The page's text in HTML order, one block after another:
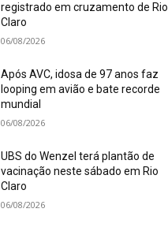
registrado em cruzamento de Rio
Claro
06/08/2026
Após AVC, idosa de 97 anos faz
looping em avião e bate recorde
mundial
06/08/2026
UBS do Wenzel terá plantão de
vacinação neste sábado em Rio
Claro
06/08/2026